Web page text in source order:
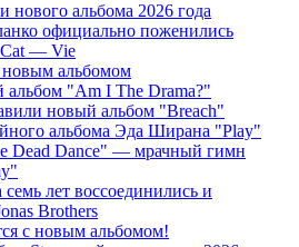
нового альбома 2026 года
официально поженились
Cat — Vie
новым альбомом
альбом "Am I The Drama?"
новый альбом "Breach"
альбома Эда Ширана "Play"
Dead Dance" — мрачный гимн
лет воссоединились и
Brothers
с новым альбомом!